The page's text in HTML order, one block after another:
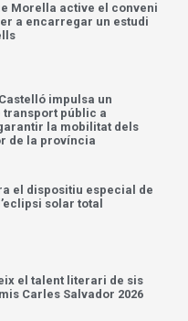
Morella active el conveni
a encarregar un estudi
impulsa un
públic a
la mobilitat dels
de la província
el dispositiu especial de
solar total
el talent literari de sis
Carles Salvador 2026